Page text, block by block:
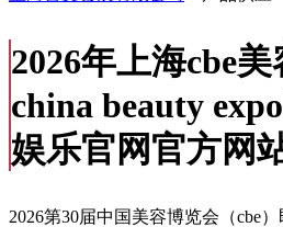
2026年上海cbe
china beauty
娱乐官网官方网
2026第30届中国美容博览会（cbe